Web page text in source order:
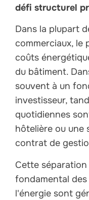
défi structurel
Dans la plupart
commerciaux, le
coûts
du bâtiment.
souvent à un
investisseur,
quotidiennes
hôtelière ou une
contrat de
Cette
fondamental
l'énergie sont